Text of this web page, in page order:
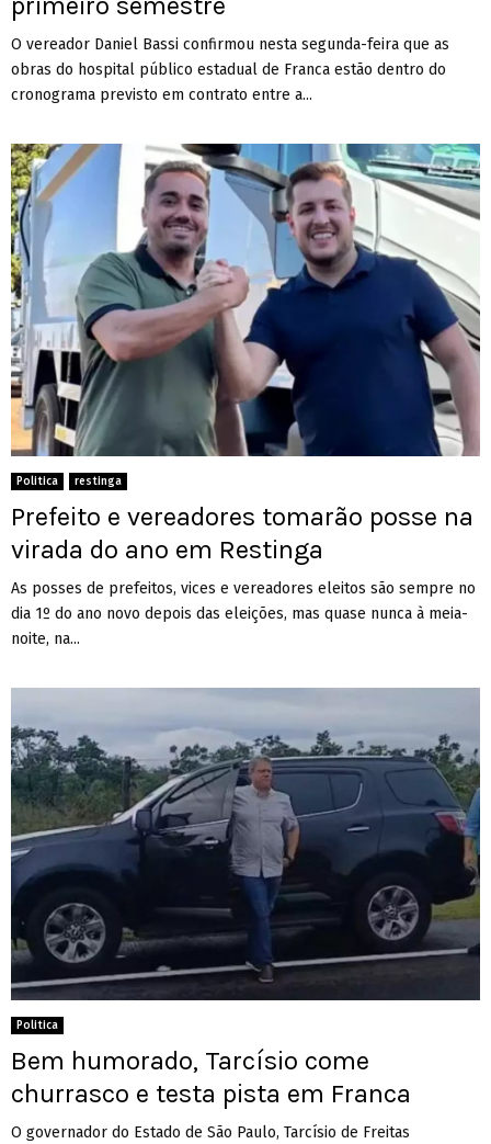
O vereador Daniel Bassi confirmou nesta segunda-feira que as
obras do hospital público estadual de Franca estão dentro do
cronograma previsto em contrato entre a...
Politica restinga
Prefeito e vereadores tomarão posse na
virada do ano em Restinga
As posses de prefeitos, vices e vereadores eleitos são sempre no
dia 1º do ano novo depois das eleições, mas quase nunca à meia-
noite, na...
Politica
Bem humorado, Tarcísio come
churrasco e testa pista em Franca
O governador do Estado de São Paulo, Tarcísio de Freitas